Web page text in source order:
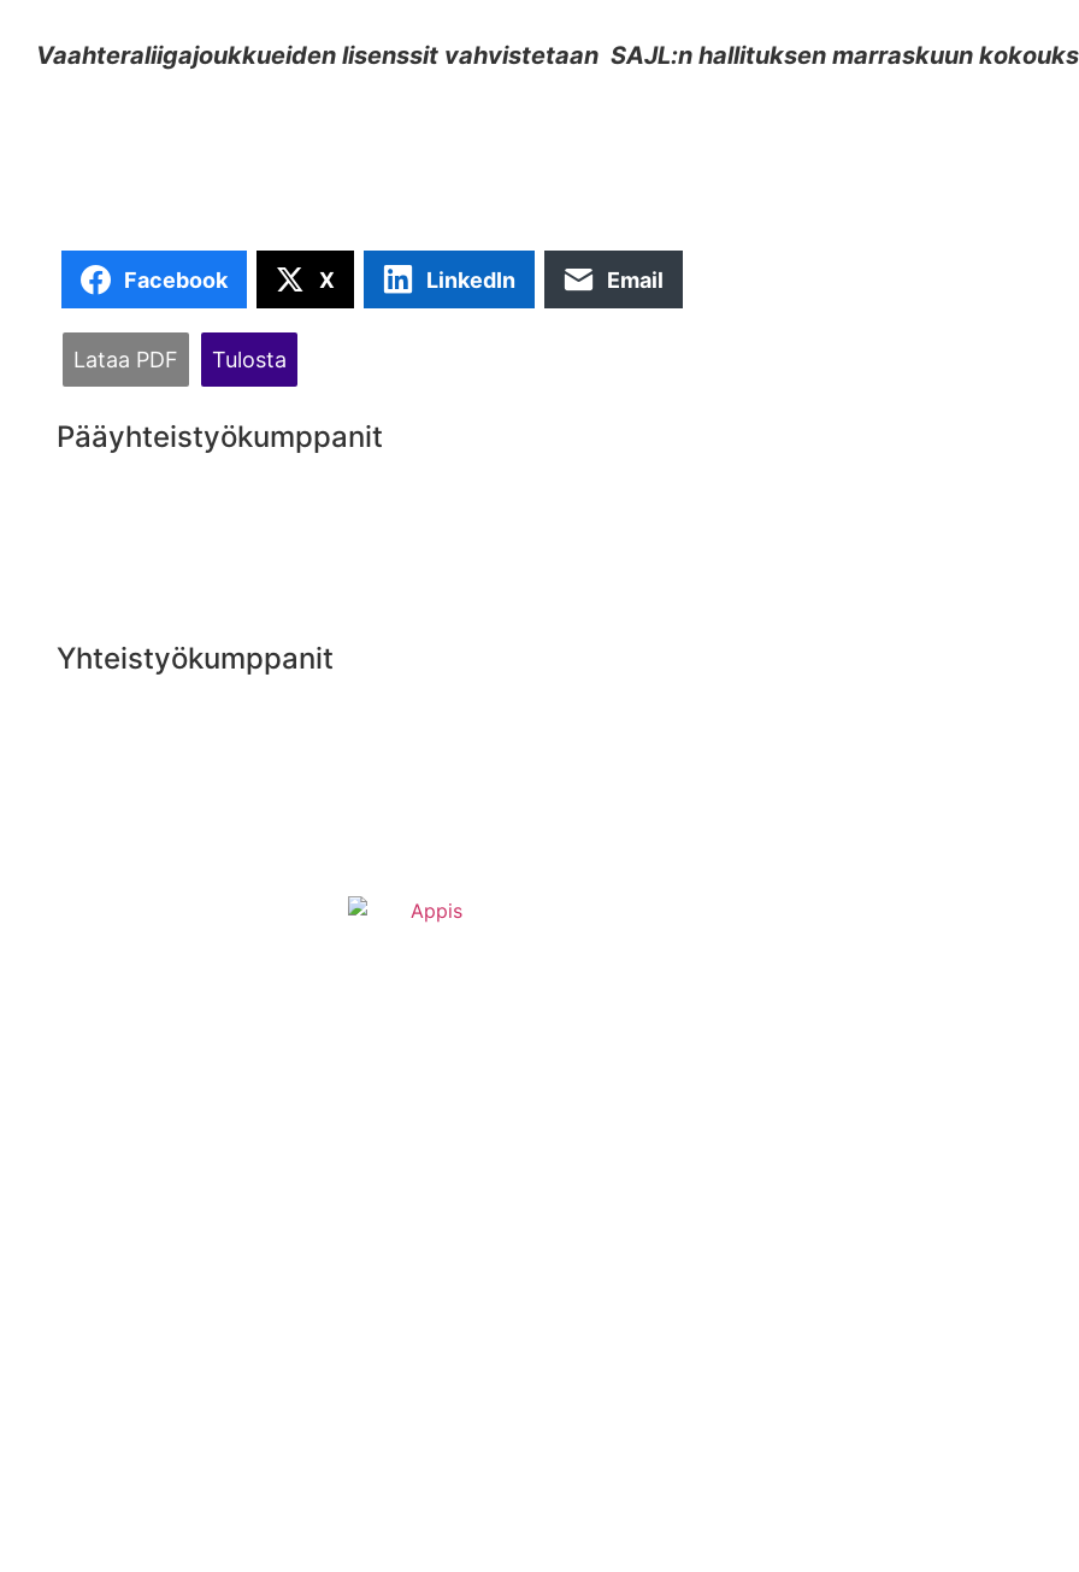
Vaahteraliigajoukkueiden lisenssit vahvistetaan SAJL:n hallituksen marraskuun
Facebook X LinkedIn Email
Lataa PDF Tulosta
Pääyhteistyökumppanit
Yhteistyökumppanit